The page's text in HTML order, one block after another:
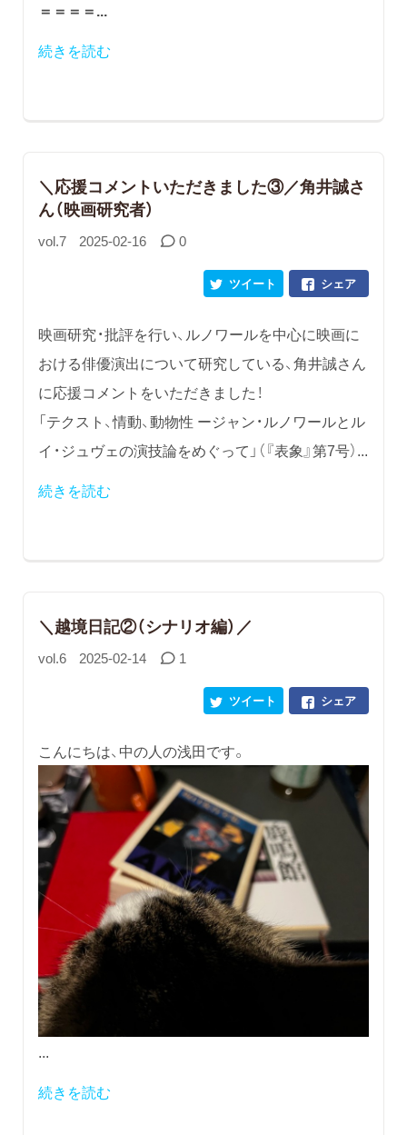
＝＝＝＝...
続きを読む
＼応援コメントいただきました③／角井誠さ
ん（映画研究者）
vol.7 2025-02-16 0
シェア
ツイート
映画研究・批評を行い、ルノワールを中心に映画に
おける俳優演出について研究している、角井誠さん
に応援コメントをいただきました！
「テクスト、情動、動物性 ージャン・ルノワールとル
イ・ジュヴェの演技論をめぐって」（『表象』第7号）...
続きを読む
＼越境日記②（シナリオ編）／
vol.6 2025-02-14 1
シェア
ツイート
こんにちは、中の人の浅田です。
...
続きを読む